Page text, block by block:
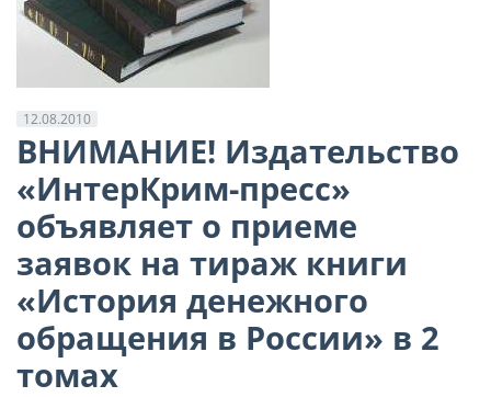
12.08.2010
ВНИМАНИЕ! Издательство
«ИнтерКрим-пресс»
объявляет о приеме
заявок на тираж книги
«История денежного
обращения в России» в 2
томах